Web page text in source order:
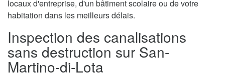
locaux d'entreprise, d'un bâtiment scolaire ou de votre
habitation dans les meilleurs délais.
Inspection des canalisations
sans destruction sur San-
Martino-di-Lota